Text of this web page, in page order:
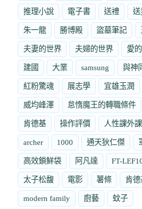
推理小說 電子書 送禮 送
朱一龍 勝博殿 盜墓筆記
夫妻的世界 夫婦的世界 愛
建國 大業 samsung 與神
紅粉驚魂 展志學 宜雄玉潤
威均峰澤 怠惰魔王的轉職條件
肯德基 操作評價 人性課外課
archer 1000 通天狄仁傑
高效鎖鮮袋 阿凡達 FT-
太子松馥 電影 薯條 肯
modern family 廚藝 蚊子